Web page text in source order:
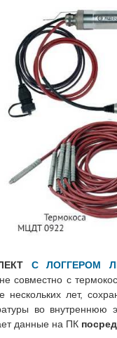
С ЛОГГЕРОМ
совместно с
нескольких лет,
во внутреннюю
данные на ПК